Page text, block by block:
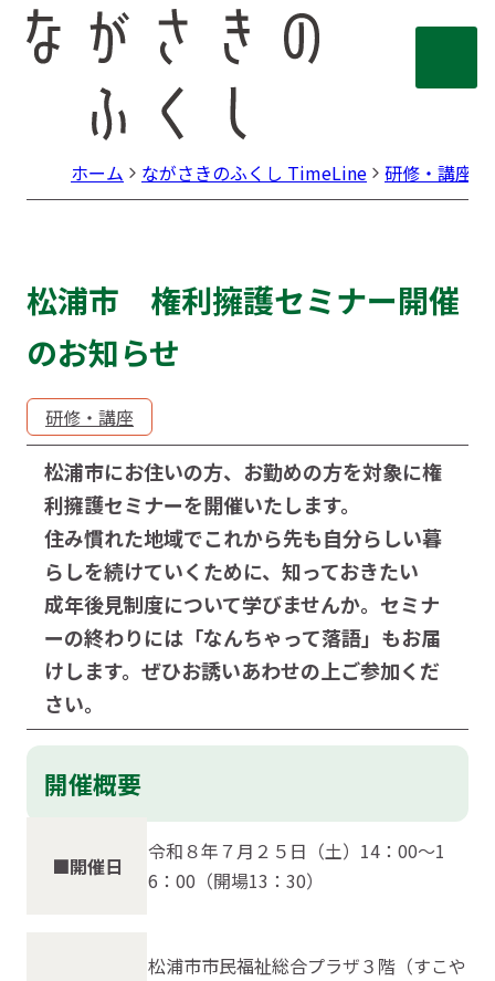
ホーム ながさきのふくし TimeLine 研修・講座
松浦市 権利擁護セミナー開催
のお知らせ
研修・講座
松浦市にお住いの方、お勤めの方を対象に権
利擁護セミナーを開催いたします。
住み慣れた地域でこれから先も自分らしい暮
らしを続けていくために、知っておきたい
成年後見制度について学びませんか。セミナ
ーの終わりには「なんちゃって落語」もお届
けします。ぜひお誘いあわせの上ご参加くだ
さい。
開催概要
■開催日
令和８年７月２５日（土）14：00～1
6：00（開場13：30）
松浦市市民福祉総合プラザ３階（すこや